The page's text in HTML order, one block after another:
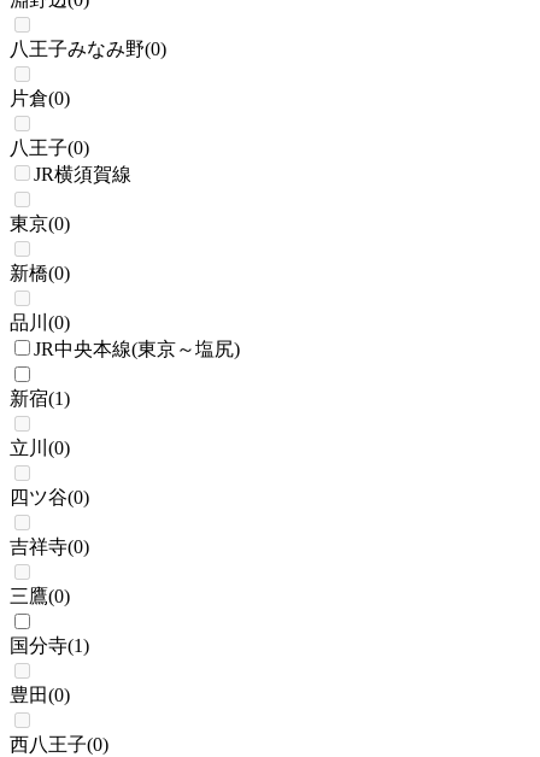
八王子みなみ野(0)
片倉(0)
八王子(0)
JR横須賀線
東京(0)
新橋(0)
品川 (0)
JR中央本線(東京～塩尻)
新宿(1)
立川 (0)
四ツ谷(0)
吉祥寺(0)
三鷹(0)
国分寺(1)
豊田(0)
西八王子(0)